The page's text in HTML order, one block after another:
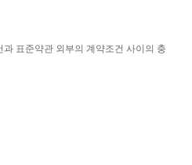
표준약관 외부의 계약조건 사이의 충